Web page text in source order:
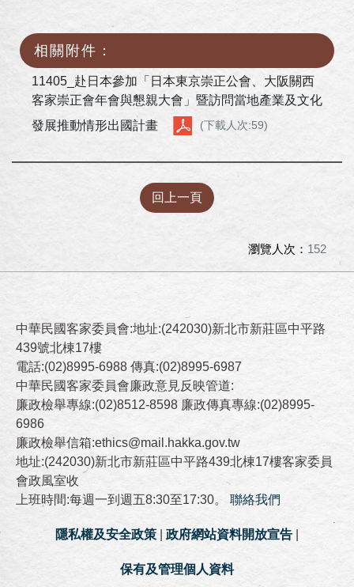
相關附件：
11405_赴日本參加「日本東京崇正公會、大阪關西
客家崇正會年會與懇親大會」暨訪問當地產業及文化
發展推動情形出國計畫
(下載人次:59)
回上一頁
瀏覽人次： 152
中華民國客家委員會:地址:(242030)新北市新莊區中平路
439號北棟17樓
電話:(02)8995-6988 傳真:(02)8995-6987
中華民國客家委員會廉政意見反映管道:
廉政檢舉專線:(02)8512-8598 廉政傳真專線:(02)8995-
6986
廉政檢舉信箱:ethics@mail.hakka.gov.tw
地址:(242030)新北市新莊區中平路439北棟17樓客家委員
會政風室收
上班時間:每週一到週五8:30至17:30。 聯絡我們
隱私權及安全政策 政府網站資料開放宣告
保有及管理個人資料